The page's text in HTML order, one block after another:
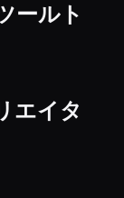
ールト
エイタ